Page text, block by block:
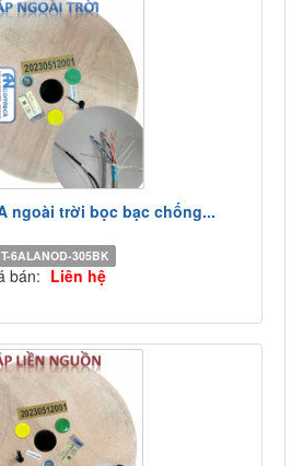
ngoài trời bọc bạc chống...
6ALANOD-305BK
bán: Liên hệ